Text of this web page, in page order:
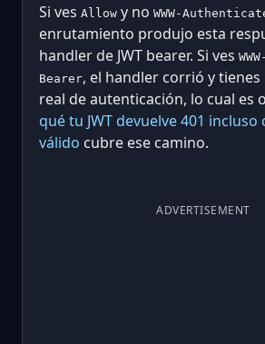
Si ves Allow y no WWW-
enrutamiento produjo esta
handler de JWT bearer. Si ves
Bearer, el handler corrió y
real de autenticación, lo cual es
qué tu JWT devuelve 401
válido cubre ese camino.
ADVERTISEMENT